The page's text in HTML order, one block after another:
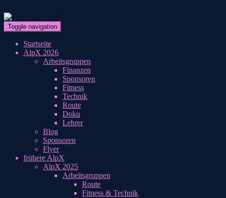
Toggle navigation
Startseite
AlpX 2026
Arbeitsgruppen
Finanzen
Sponsoren
Fitness
Technik
Route
Doku
Lehrer
Blog
Sponsoren
Flyer
frühere AlpX
AlpX 2025
Arbeitsgruppen
Route
Fitness & Technik